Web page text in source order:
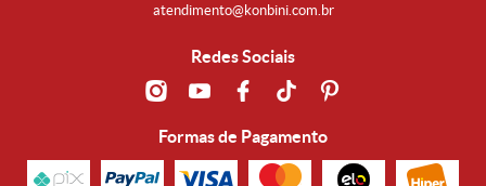
atendimento@konbini.com.br
Redes Sociais
Formas de Pagamento